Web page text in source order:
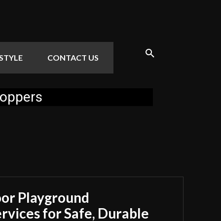
CONTACT US
Playground
for Safe, Durable